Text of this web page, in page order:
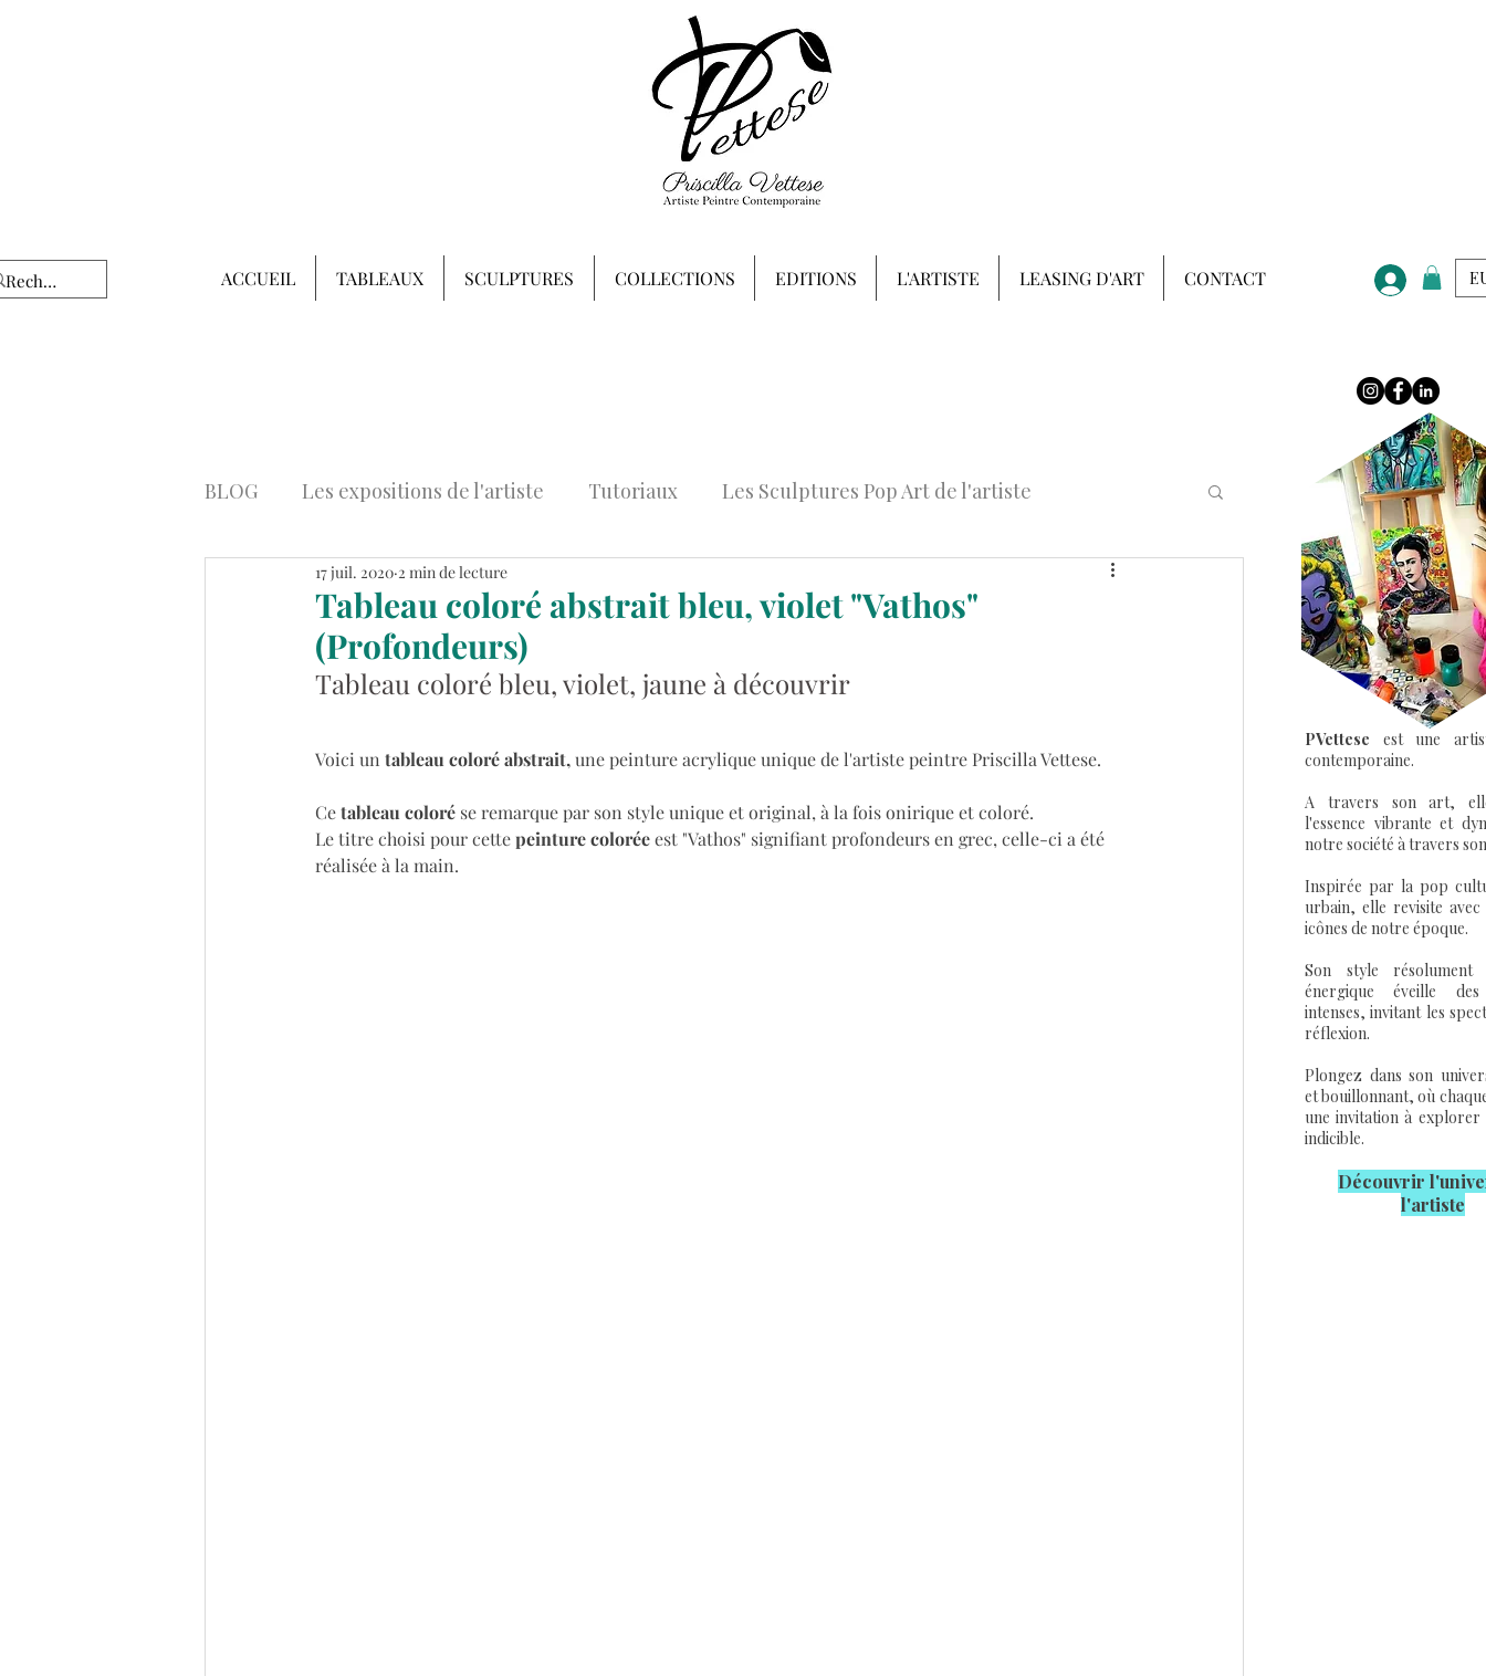
BLOG Les expositions de l'artiste Tutoriaux Les Sculptures Pop Art de l'artiste
Art contemporain Street Art Tableaux Street Art Graffiti
Tableaux Abstraits Colorés Art & Entreprise
Tableau coloré abstrait bleu, violet "Vathos"
(Profondeurs)
17 juil. 2020 2 min de lecture
Tableau coloré bleu, violet, jaune à découvrir
Voici un tableau coloré abstrait, une peinture acrylique unique de l'artiste peintre Priscilla Vettese.
Ce tableau coloré se remarque par son style unique et original, à la fois onirique et coloré.
Le titre choisi pour cette peinture colorée est "Vathos" signifiant profondeurs en grec, celle-ci a été
réalisée à la main.
PVettese est une
contemporaine.
A travers son art,
l'essence vibrante et
notre société à travers
Inspirée par la pop
urbain, elle revisite avec
icônes de notre époque.
Son style
énergique éveille des
intenses, invitant les
réflexion.
Plongez dans son
et bouillonnant, où
une invitation à explorer
indicible.
Découvrir l'u
l'artiste
ACCUEIL TABLEAUX SCULPTURES COLLECTIONS EDITIONS L'ARTISTE LEASING D'ART CONTACT